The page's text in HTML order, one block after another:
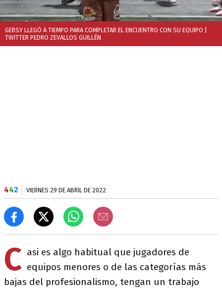
GERSY LLEGÓ A TIEMPO PARA COMPLETAR EL ENCUENTRO CON SU EQUIPO
TWITTER PEDRO ZEVALLOS GUILLÉN
442 VIERNES 29 DE ABRIL DE 2022
C asi es algo habitual que jugadores de
equipos menores o de las categorías más
bajas del profesionalismo, tengan un trabajo